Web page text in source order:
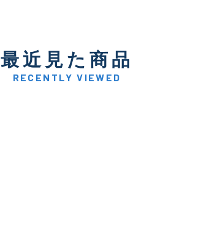
C-
い品
最近見た商品
RECENTLY VIEWED